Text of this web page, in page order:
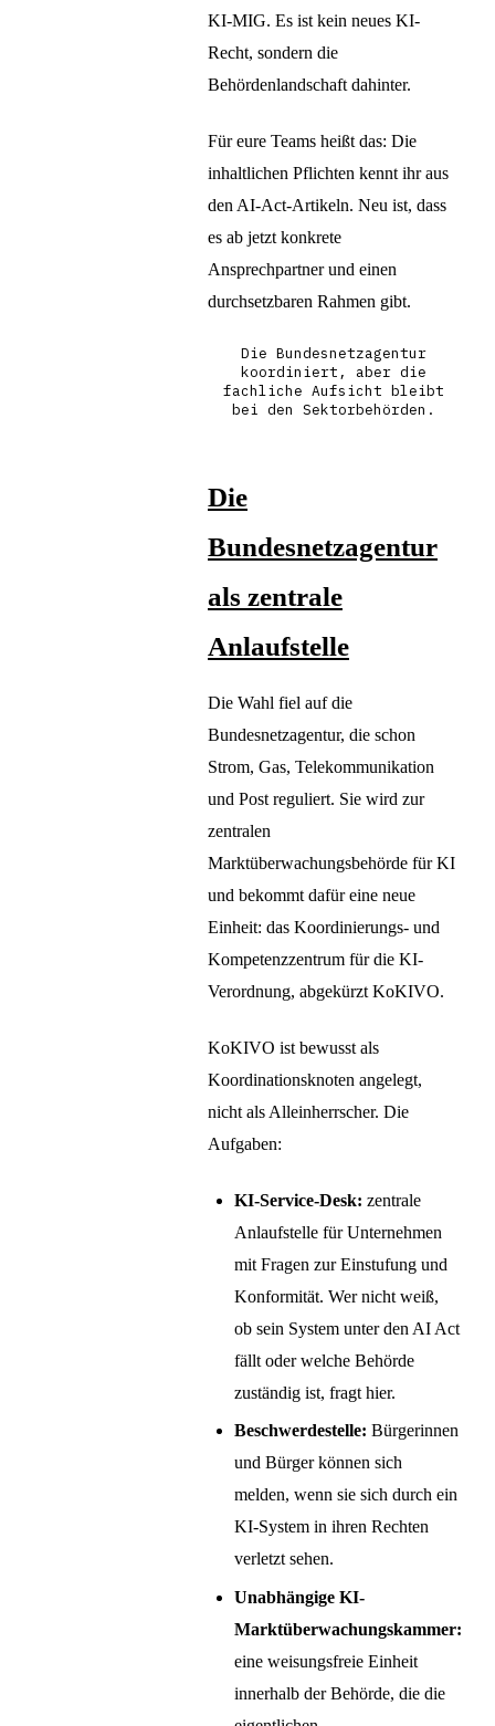
KI-MIG. Es ist kein neues KI-
Recht, sondern die
Behördenlandschaft dahinter.
Für eure Teams heißt das: Die
inhaltlichen Pflichten kennt ihr aus
den AI-Act-Artikeln. Neu ist, dass
es ab jetzt konkrete
Ansprechpartner und einen
durchsetzbaren Rahmen gibt.
Die Bundesnetzagentur
koordiniert, aber die
fachliche Aufsicht bleibt
bei den Sektorbehörden.
Die
Bundesnetzagentur
als zentrale
Anlaufstelle
Die Wahl fiel auf die
Bundesnetzagentur, die schon
Strom, Gas, Telekommunikation
und Post reguliert. Sie wird zur
zentralen
Marktüberwachungsbehörde für KI
und bekommt dafür eine neue
Einheit: das Koordinierungs- und
Kompetenzzentrum für die KI-
Verordnung, abgekürzt KoKIVO.
KoKIVO ist bewusst als
Koordinationsknoten angelegt,
nicht als Alleinherrscher. Die
Aufgaben:
KI-Service-Desk: zentrale
Anlaufstelle für Unternehmen
mit Fragen zur Einstufung und
Konformität. Wer nicht weiß,
ob sein System unter den AI Act
fällt oder welche Behörde
zuständig ist, fragt hier.
Beschwerdestelle: Bürgerinnen
und Bürger können sich
melden, wenn sie sich durch ein
KI-System in ihren Rechten
verletzt sehen.
Unabhängige KI-
Marktüberwachungskammer:
eine weisungsfreie Einheit
innerhalb der Behörde, die die